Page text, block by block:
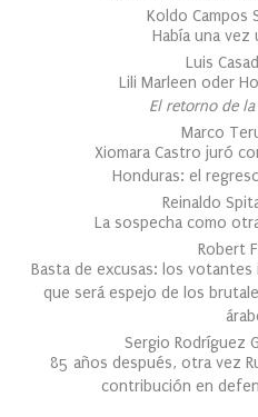
Koldo Campos
Había una vez
Luis
Lili Marleen oder
El retorno de
Marco
Xiomara Castro juró
Honduras: el
Reinaldo
La sospecha como
Robert
Basta de excusas: los
que será espejo de los
Sergio Rodríguez
85 años después, otra vez
contribución en